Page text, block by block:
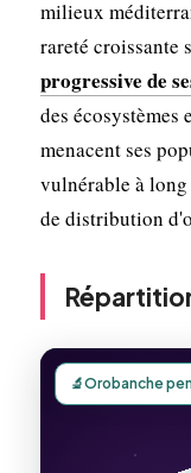
milieux
rareté croissante
progressive de
des
menacent ses
vulnérable à long
de distribution